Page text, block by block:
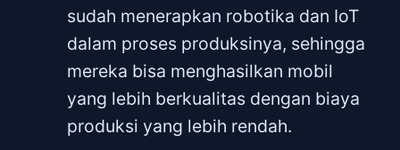
sudah menerapkan robotika dan IoT
dalam proses produksinya, sehingga
mereka bisa menghasilkan mobil
yang lebih berkualitas dengan biaya
produksi yang lebih rendah.